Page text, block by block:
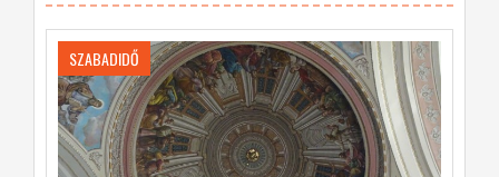
SZABADIDŐ